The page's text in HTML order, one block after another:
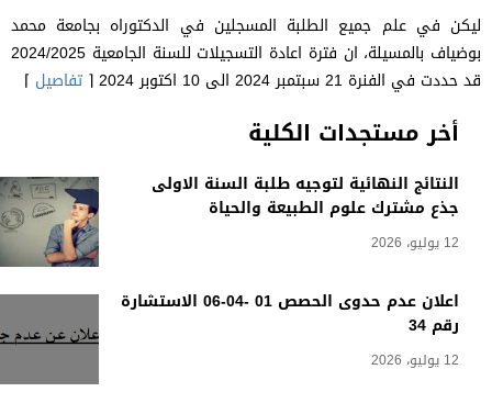
أخر مستجدات الكلية
النتائج النهائية لتوجيه طلبة السنة الاولى
جذع مشترك علوم الطبيعة والحياة
12 يوليو، 2026
اعلان عدم حدوى الحصص 01 -04-06 الاستشارة
رقم 34
12 يوليو، 2026
ليكن في علم جميع الطلبة المسجلين في الدكتوراه بجامعة محمد
بوضياف بالمسيلة، ان فترة اعادة التسجيلات للسنة الجامعية 2024/2025
قد حددت في الفنرة 21 سبتمبر 2024 الى 10 اكتوبر 2024 ⌈
تفاصيل ⌉